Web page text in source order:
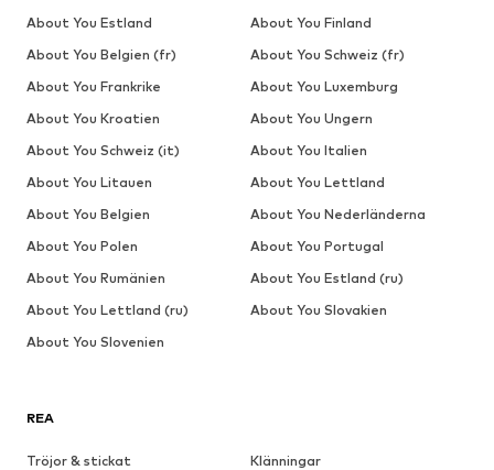
REA
Tröjor & stickat
Klänningar
About You Estland
About You Finland
About You Belgien (fr)
About You Schweiz (fr)
About You Frankrike
About You Luxemburg
About You Kroatien
About You Ungern
About You Schweiz (it)
About You Italien
About You Litauen
About You Lettland
About You Belgien
About You Nederländerna
About You Polen
About You Portugal
About You Rumänien
About You Estland (ru)
About You Lettland (ru)
About You Slovakien
About You Slovenien